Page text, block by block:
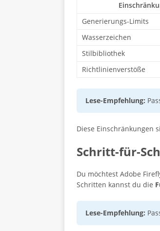
Generierungs-Limits
Wasserzeichen
Stilbibliothek
Richtlinienverstöße
Lese-Empfehlung:
Diese Einschränkungen
Schritt-für-
Du möchtest Adobe
Schritten kannst du die
Lese-Empfehlung: